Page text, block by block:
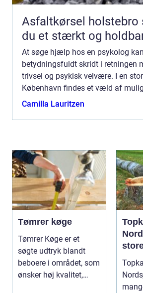
Asfaltkørsel holstebro sådan får
du et stærkt og
At søge hjælp hos en psykolog
betydningsfuldt skridt i retningen
trivsel og psykisk velvære. I en
København findes et væld af
der ønsker professione...
Camilla Lauritzen
Tømrer køge
Tømrer Køge er et
søgte udtryk blandt
beboere i området, som
ønsker høj kvalitet,